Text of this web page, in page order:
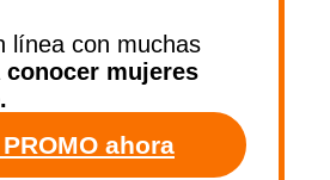
línea con muchas
conocer mujeres
ahora